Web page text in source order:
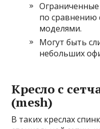
по сравнению
моделями.
Могут быть
небольших
Кресло с
(mesh)
В таких креслах